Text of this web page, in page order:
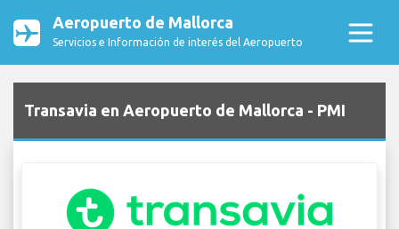
Aeropuerto de Mallorca
Servicios e Información de interés del Aeropuerto
Transavia en Aeropuerto de Mallorca - PMI